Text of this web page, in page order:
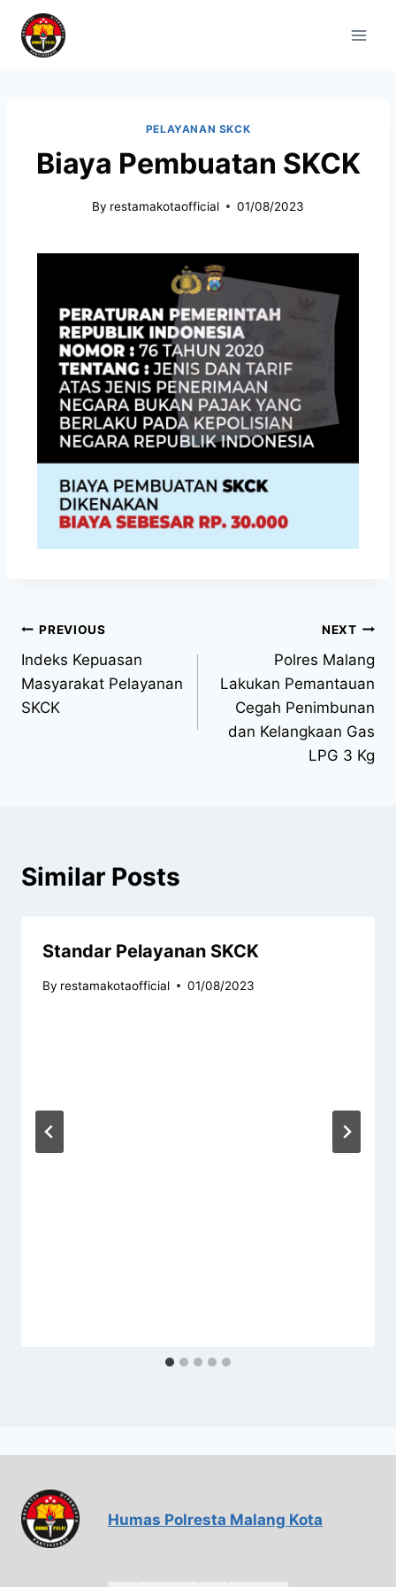
PELAYANAN SKCK
Biaya Pembuatan SKCK
By restamakotaofficial 01/08/2023
PREVIOUS
Indeks Kepuasan
Masyarakat Pelayanan
SKCK
NEXT
Polres Malang
Lakukan Pemantauan
Cegah Penimbunan
dan Kelangkaan Gas
LPG 3 Kg
Similar Posts
Standar Pelayanan SKCK
By restamakotaofficial 01/08/2023
Humas Polresta Malang Kota